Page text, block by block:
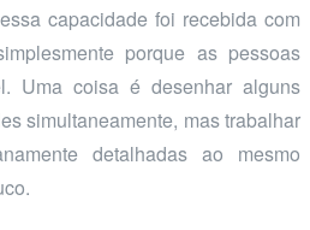
capacidade foi recebida com
porque as pessoas
Uma coisa é desenhar alguns
simultaneamente, mas trabalhar
detalhadas ao mesmo